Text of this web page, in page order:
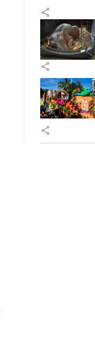
share
share
share